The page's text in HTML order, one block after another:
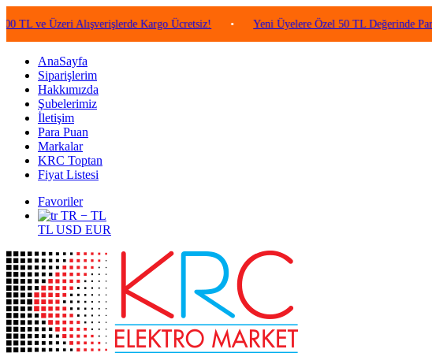
Üzeri Alışverişlerde Kargo Ücretsiz! • Yeni Üyelere Özel 50 TL Değerinde Para Puan!
AnaSayfa
Siparişlerim
Hakkımızda
Şubelerimiz
İletişim
Para Puan
Markalar
KRC Toptan
Fiyat Listesi
Favoriler
TR − TL
TL USD EUR